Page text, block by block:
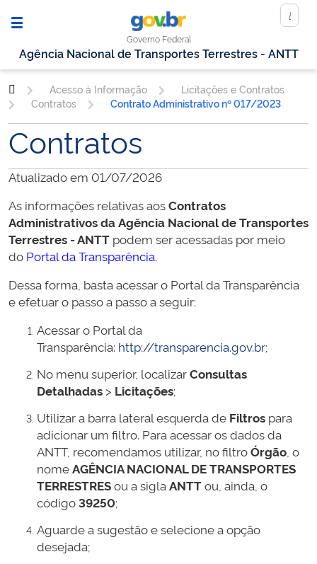
Governo Federal
Agência Nacional de Transportes Terrestres - ANTT
Acesso à Informação
Licitações e Contratos
Contratos
Contrato Administrativo nº 017/2023
Contratos
Atualizado em 01/07/2026
As informações relativas aosContratos
Administrativos daAgência Nacional de Transportes
Terrestres - ANTT podem ser acessadas por meio
do Portal da Transparência.
Dessa forma, basta acessar o Portal da Transparência
e efetuar o passo a passo a seguir:
Acessar o Portal da
Transparência: http://transparencia.gov.br;
No menu superior, localizarConsultas
Detalhadas > Licitações;
Utilizar a barra lateral esquerda de Filtros para
adicionar um filtro. Para acessar os dados da
ANTT, recomendamos utilizar, no filtroÓrgão , o
nomeAGÊNCIA NACIONAL DE TRANSPORTES
TERRESTRESou a siglaANTTou, ainda, o
código39250;
Aguarde a sugestão e selecione a opção
desejada;